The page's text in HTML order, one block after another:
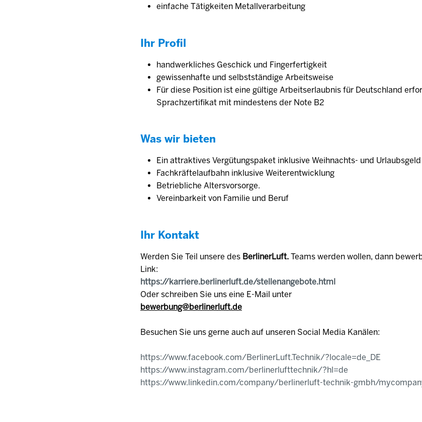
einfache Tätigkeiten Metallverarbeitung
Ihr Profil
handwerkliches Geschick und Fingerfertigkeit
gewissenhafte und selbstständige Arbeitsweise
Für diese Position ist eine gültige Arbeitserlaubnis für Deutschland
Sprachzertifikat mit mindestens der Note B2
Was wir bieten
Ein attraktives Vergütungspaket inklusive Weihnachts- und Urlaubsgeld
Fachkräftelaufbahn inklusive Weiterentwicklung
Betriebliche Altersvorsorge.
Vereinbarkeit von Familie und Beruf
Ihr Kontakt
Werden Sie Teil unsere des BerlinerLuft. Teams werden wollen, dann
Link:
https://karriere.berlinerluft.de/stellenangebote.html
Oder schreiben Sie uns eine E-Mail unter
bewerbung@berlinerluft.de
Besuchen Sie uns gerne auch auf unseren Social Media Kanälen:
https://www.facebook.com/BerlinerLuft.Technik/?locale=de_DE
https://www.instagram.com/berlinerlufttechnik/?hl=de
https://www.linkedin.com/company/berlinerluft-technik-gmbh/